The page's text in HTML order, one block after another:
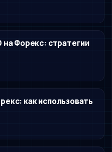
на Форекс: стратегии
как использовать